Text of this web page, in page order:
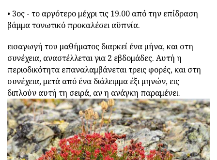
• 3ος - το αργότερο μέχρι τις 19.00 από την επίδραση
βάμμα τονωτικό προκαλέσει αϋπνία.
εισαγωγή του μαθήματος διαρκεί ένα μήνα, και στη
συνέχεια, αναστέλλεται για 2 εβδομάδες. Αυτή η
περιοδικότητα επαναλαμβάνεται τρεις φορές, και στη
συνέχεια, μετά από ένα διάλειμμα έξι μηνών, εις
διπλούν αυτή τη σειρά, αν η ανάγκη παραμένει.